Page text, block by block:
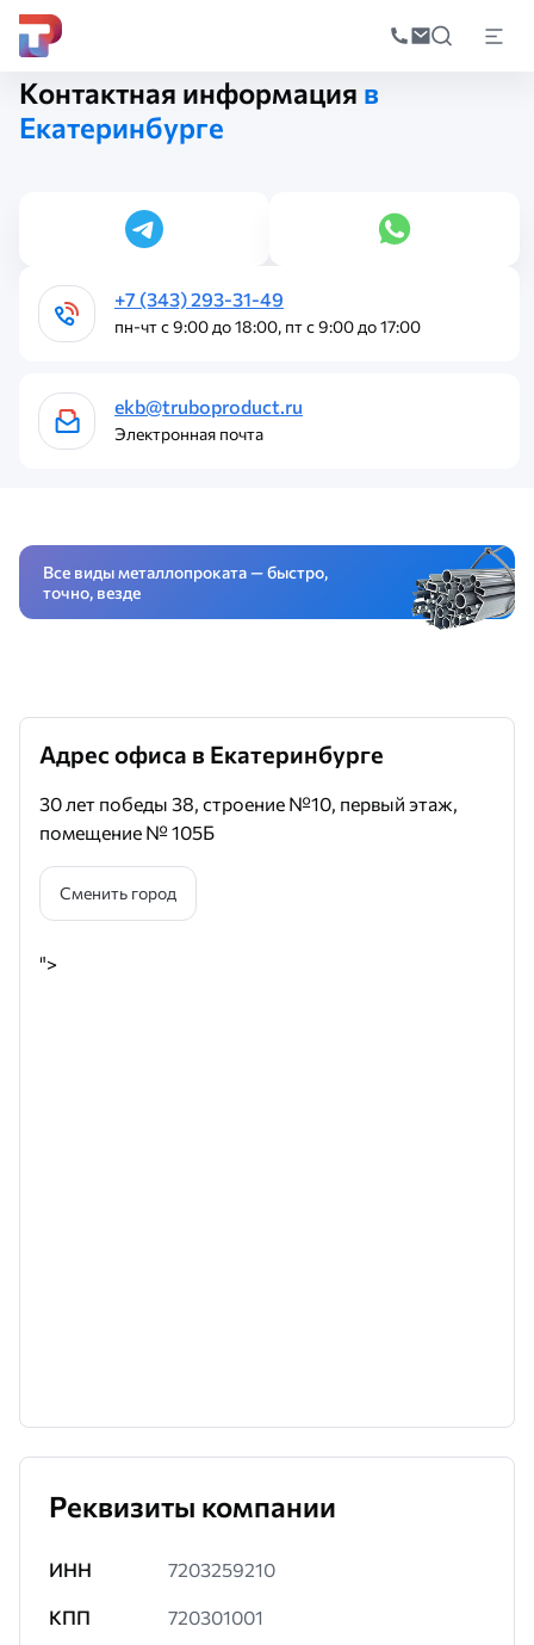
по
Главная
Контактная информация в
Екатеринбурге
+7 (343) 293-31-49
пн-чт с 9:00 до 18:00, пт с 9:00 до 17:00
ekb@truboproduct.ru
Электронная почта
Все виды металлопроката — быстро,
точно, везде
Адрес офиса в Екатеринбурге
30 лет победы 38, строение №10, первый этаж,
помещение № 105Б
Сменить город
">
Реквизиты компании
ИНН 7203259210
КПП 720301001